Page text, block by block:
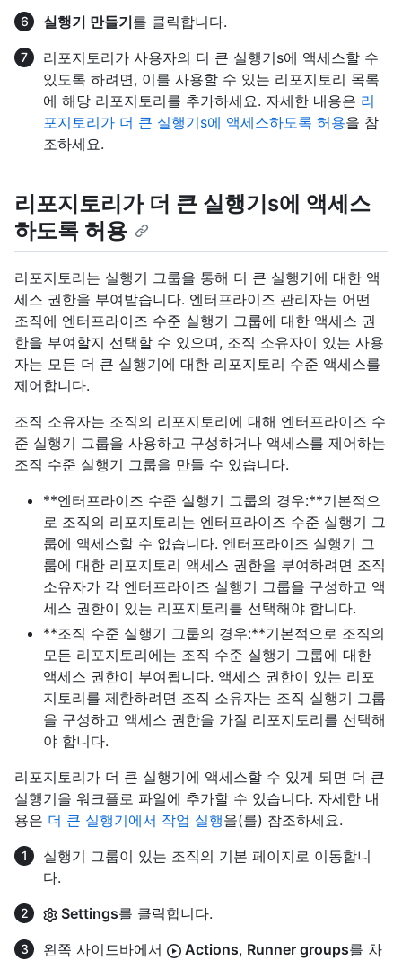
실행기 만들기를 클릭합니다.
리포지토리가 사용자의 더 큰 실행기s에 액세스할 수
있도록 하려면, 이를 사용할 수 있는 리포지토리 목록
에 해당 리포지토리를 추가하세요. 자세한 내용은 리
포지토리가 더 큰 실행기s에 액세스하도록 허용을 참
조하세요.
리포지토리가 더 큰 실행기s에 액세스
하도록 허용
리포지토리는 실행기 그룹을 통해 더 큰 실행기에 대한 액
세스 권한을 부여받습니다. 엔터프라이즈 관리자는 어떤
조직에 엔터프라이즈 수준 실행기 그룹에 대한 액세스 권
한을 부여할지 선택할 수 있으며, 조직 소유자이 있는 사용
자는 모든 더 큰 실행기에 대한 리포지토리 수준 액세스를
제어합니다.
조직 소유자는 조직의 리포지토리에 대해 엔터프라이즈 수
준 실행기 그룹을 사용하고 구성하거나 액세스를 제어하는
조직 수준 실행기 그룹을 만들 수 있습니다.
**엔터프라이즈 수준 실행기 그룹의 경우:**기본적으
로 조직의 리포지토리는 엔터프라이즈 수준 실행기 그
룹에 액세스할 수 없습니다. 엔터프라이즈 실행기 그
룹에 대한 리포지토리 액세스 권한을 부여하려면 조직
소유자가 각 엔터프라이즈 실행기 그룹을 구성하고 액
세스 권한이 있는 리포지토리를 선택해야 합니다.
**조직 수준 실행기 그룹의 경우:**기본적으로 조직의
모든 리포지토리에는 조직 수준 실행기 그룹에 대한
액세스 권한이 부여됩니다. 액세스 권한이 있는 리포
지토리를 제한하려면 조직 소유자는 조직 실행기 그룹
을 구성하고 액세스 권한을 가질 리포지토리를 선택해
야 합니다.
리포지토리가 더 큰 실행기에 액세스할 수 있게 되면 더 큰
실행기을 워크플로 파일에 추가할 수 있습니다. 자세한 내
용은 더 큰 실행기에서 작업 실행을(를) 참조하세요.
실행기 그룹이 있는 조직의 기본 페이지로 이동합니
다.
Settings를 클릭합니다.
왼쪽 사이드바에서
Actions, Runner groups를 차